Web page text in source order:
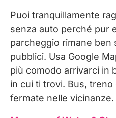
Puoi tranquillamente
senza auto perché pur
parcheggio rimane ben
pubblici. Usa Google
più comodo arrivarci in
in cui ti trovi. Bus,
fermate nelle vicinanze.